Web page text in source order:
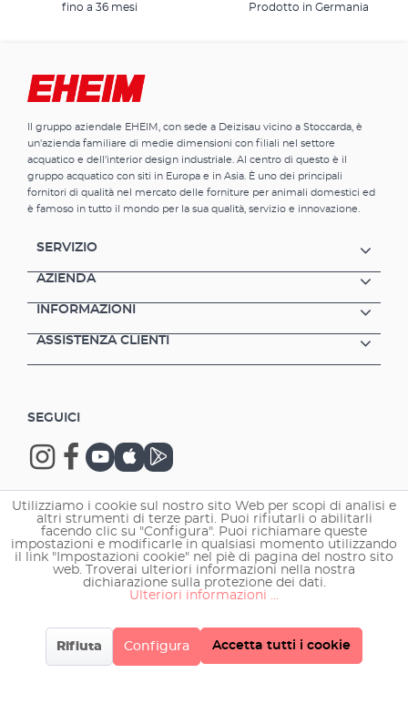
fino a 36 mesi
Prodotto in Germania
Il gruppo aziendale EHEIM, con sede a Deizisau vicino a Stoccarda, è
un'azienda familiare di medie dimensioni con filiali nel settore
acquatico e dell'interior design industriale. Al centro di questo è il
gruppo acquatico con siti in Europa e in Asia. È uno dei principali
fornitori di qualità nel mercato delle forniture per animali domestici ed
è famoso in tutto il mondo per la sua qualità, servizio e innovazione.
SERVIZIO
AZIENDA
INFORMAZIONI
ASSISTENZA CLIENTI
SEGUICI
Copyright © 2026 EHEIM GmbH & Co. KG.
Utilizziamo i cookie sul nostro sito Web per scopi di analisi e
altri strumenti di terze parti. Puoi rifiutarli o abilitarli
facendo clic su "Configura". Puoi richiamare queste
impostazioni e modificarle in qualsiasi momento utilizzando
il link "Impostazioni cookie" nel piè di pagina del nostro sito
web. Troverai ulteriori informazioni nella nostra
dichiarazione sulla protezione dei dati.
Ulteriori informazioni ...
Rifiuta Configura Accetta tutti i cookie